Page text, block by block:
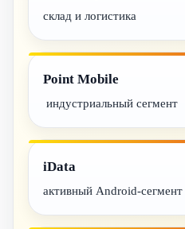
склад и логистика
Point Mobile
индустриальный сегмент
iData
активный Android-сегмент